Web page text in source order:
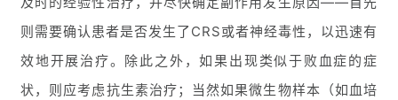
视
专
区
则需要确认患者是否发生了CRS或者神经毒性，以迅速有
效地开展治疗。除此之外，如果出现类似于败血症的症
状，则应考虑抗生素治疗；当然如果微生物样本（如血培